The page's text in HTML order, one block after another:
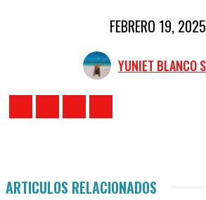
FEBRERO 19, 2025
YUNIET BLANCO
ARTICULOS RELACIONADOS